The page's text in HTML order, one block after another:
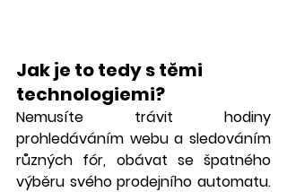
Jak je to tedy s těmi
technologiemi?
Nemusíte trávit hodiny
prohledáváním webu a sledováním
různých fór, obávat se špatného
výběru svého prodejního automatu.